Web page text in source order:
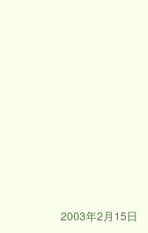
2003年2月15日